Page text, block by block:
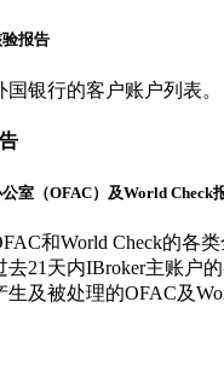
报告
银行的客户账户列表。
室（OFAC）及World Check
和World Check的各
去21天内IBroker主账户
及被处理的OFAC及